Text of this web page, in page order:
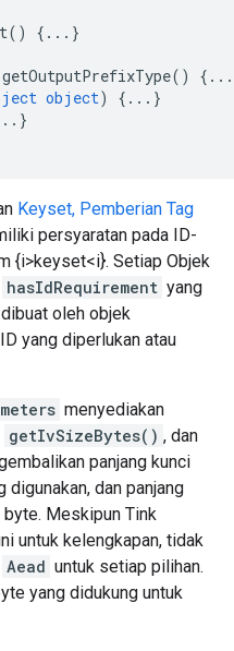
() { ... }
getOutputPrefixType() { ...
object) { ... }
}
Keyset, Pemberian Tag
persyaratan pada ID-
{i>keyset<i}. Setiap Objek
hasIdRequirement yang
oleh objek
yang diperlukan atau
menyediakan
getIvSizeBytes() , dan
panjang kunci
digunakan, dan panjang
Meskipun Tink
untuk kelengkapan, tidak
Aead untuk setiap pilihan.
yang didukung untuk